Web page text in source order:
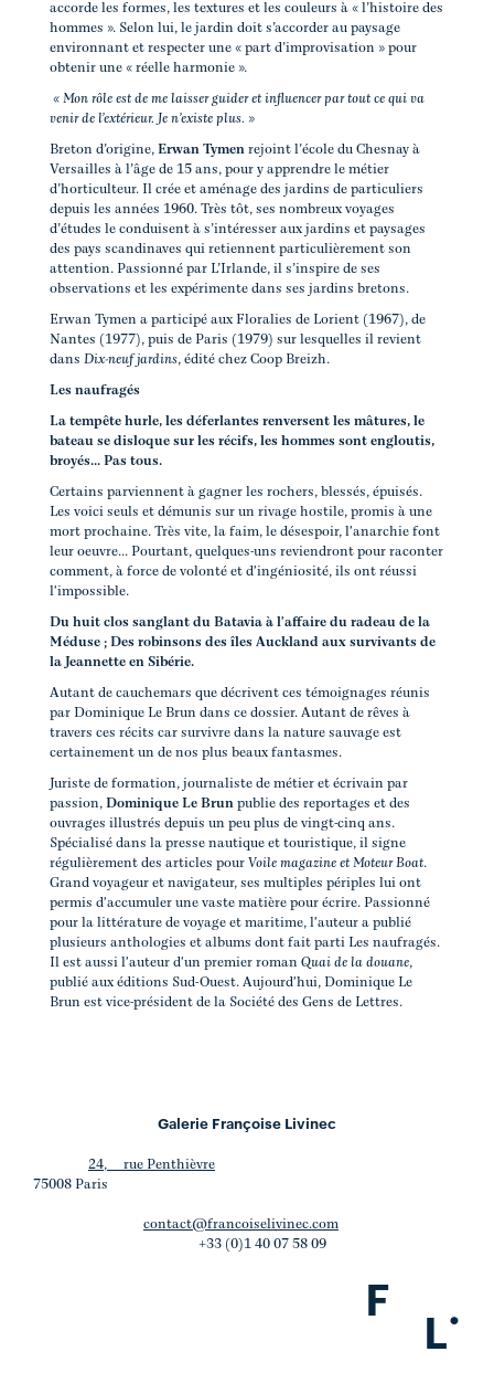
accorde les formes, les textures et les couleurs à « l’histoire des
hommes ». Selon lui, le jardin doit s’accorder au paysage
environnant et respecter une « part d’improvisation » pour
obtenir une « réelle harmonie ».
« Mon rôle est de me laisser guider et influencer par tout ce qui va
venir de l’extérieur. Je n’existe plus. »
Breton d’origine, Erwan Tymen rejoint l’école du Chesnay à
Versailles à l’âge de 15 ans, pour y apprendre le métier
d’horticulteur. Il crée et aménage des jardins de particuliers
depuis les années 1960. Très tôt, ses nombreux voyages
d’études le conduisent à s’intéresser aux jardins et paysages
des pays scandinaves qui retiennent particulièrement son
attention. Passionné par L’Irlande, il s’inspire de ses
observations et les expérimente dans ses jardins bretons.
Erwan Tymen a participé aux Floralies de Lorient (1967), de
Nantes (1977), puis de Paris (1979) sur lesquelles il revient
dans Dix-neuf jardins, édité chez Coop Breizh.
Les naufragés
La tempête hurle, les déferlantes renversent les mâtures, le
bateau se disloque sur les récifs, les hommes sont engloutis,
broyés... Pas tous.
Certains parviennent à gagner les rochers, blessés, épuisés.
Les voici seuls et démunis sur un rivage hostile, promis à une
mort prochaine. Très vite, la faim, le désespoir, l'anarchie font
leur oeuvre... Pourtant, quelques-uns reviendront pour raconter
comment, à force de volonté et d'ingéniosité, ils ont réussi
l'impossible.
Du huit clos sanglant du Batavia à l'affaire du radeau de la
Méduse ; Des robinsons des îles Auckland aux survivants de
la Jeannette en Sibérie.
Autant de cauchemars que décrivent ces témoignages réunis
par Dominique Le Brun dans ce dossier. Autant de rêves à
travers ces récits car survivre dans la nature sauvage est
certainement un de nos plus beaux fantasmes.
Juriste de formation, journaliste de métier et écrivain par
passion, Dominique Le Brun publie des reportages et des
ouvrages illustrés depuis un peu plus de vingt-cinq ans.
Spécialisé dans la presse nautique et touristique, il signe
régulièrement des articles pour Voile magazine et Moteur Boat.
Grand voyageur et navigateur, ses multiples périples lui ont
permis d'accumuler une vaste matière pour écrire. Passionné
pour la littérature de voyage et maritime, l'auteur a publié
plusieurs anthologies et albums dont fait parti Les naufragés.
Il est aussi l'auteur d'un premier roman Quai de la douane,
publié aux éditions Sud-Ouest. Aujourd'hui, Dominique Le
Brun est vice-président de la Société des Gens de Lettres.
Galerie Françoise Livinec
24, rue Penthièvre
75008 Paris
contact@francoiselivinec.com
+33 (0)1 40 07 58 09
F
L.